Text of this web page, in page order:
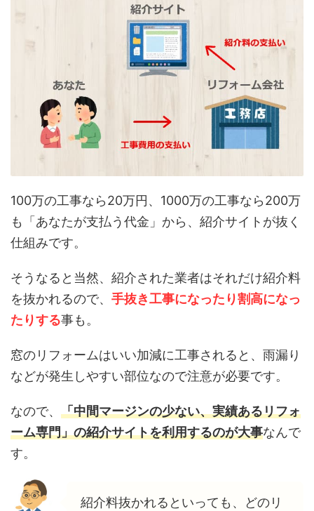
100万の工事なら20万円、1000万の工事なら200万
も「あなたが支払う代金」から、紹介サイトが抜く
仕組みです。
そうなると当然、紹介された業者はそれだけ紹介料
を抜かれるので、 手抜き工事になったり割高になっ
たりする事も。
窓のリフォームはいい加減に工事されると、雨漏り
などが発生しやすい部位なので注意が必要です。
なので、 「中間マージンの少ない、実績あるリフォ
ーム専門」の紹介サイトを利用するのが大事なんで
す。
紹介料抜かれるといっても、どのリ